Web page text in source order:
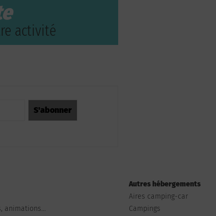
activité
animations...
Autres hébergements
Aires camping-car
Campings